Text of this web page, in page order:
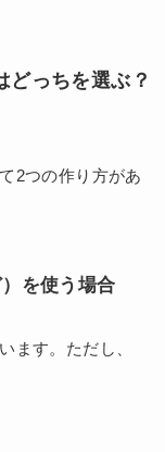
どっちを選ぶ？
2つの作り方があ
を使う場合
ます。ただし、